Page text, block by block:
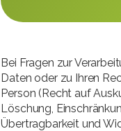
Bei Fragen zur
Daten oder zu Ihren
Person (Recht auf
Löschung,
Übertragbarkeit und